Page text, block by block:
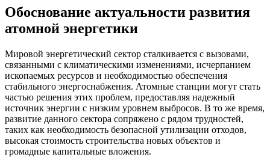
Обоснование актуальности развития
атомной энергетики
Мировой энергетический сектор сталкивается с вызовами,
связанными с климатическими изменениями, исчерпанием
ископаемых ресурсов и необходимостью обеспечения
стабильного энергоснабжения. Атомные станции могут стать
частью решения этих проблем, предоставляя надежный
источник энергии с низким уровнем выбросов. В то же время,
развитие данного сектора сопряжено с рядом трудностей,
таких как необходимость безопасной утилизации отходов,
высокая стоимость строительства новых объектов и
громадные капитальные вложения.